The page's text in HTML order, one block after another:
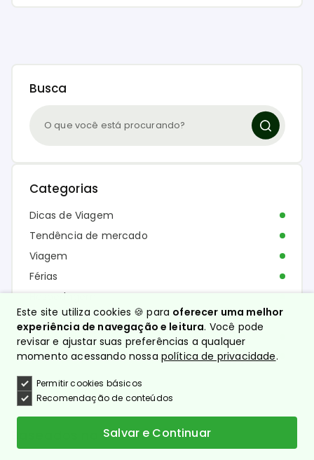
Busca
Categorias
Dicas de Viagem
Tendência de mercado
Viagem
Férias
Hospedagem
Eventos
Corporativo
Acontece no Nacional Inn
Baseados no seu interesse
Este site utiliza cookies 🍪 para oferecer uma melhor
experiência de navegação e leitura. Você pode
revisar e ajustar suas preferências a qualquer
momento acessando nossa política de privacidade.
Permitir cookies básicos
Recomendação de conteúdos
Salvar e Continuar